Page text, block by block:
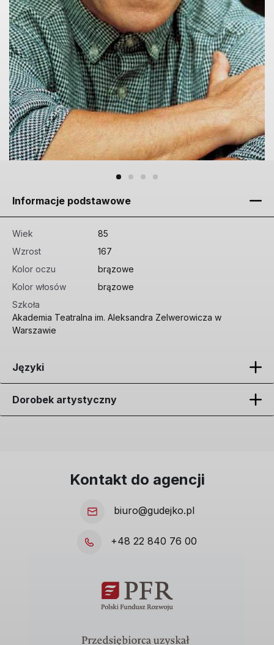
Informacje podstawowe
Wiek
85
Wzrost
167
Kolor oczu
brązowe
Kolor włosów
brązowe
Szkoła
Akademia Teatralna im. Aleksandra Zelwerowicza w
Warszawie
Języki
Dorobek artystyczny
Kontakt do agencji
biuro@gudejko.pl
+48 22 840 76 00